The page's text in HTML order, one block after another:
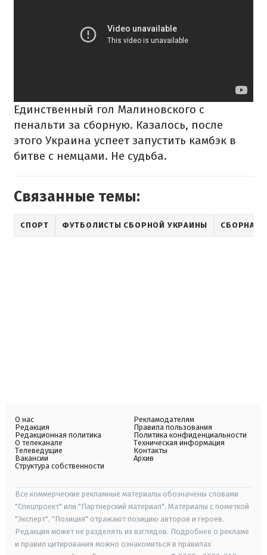
Единственный гол Малиновского с
пенальти за сборную. Казалось, после
этого Украина успеет запустить камбэк в
битве с немцами. Не судьба.
Связанные темы:
СПОРТ ФУТБОЛИСТЫ СБОРНОЙ УКРАИНЫ СБОРНАЯ
О нас
Редакция
Редакционная политика
О телеканале
Телеведущие
Вакансии
Структура собственности
Рекламодателям
Правила пользования
Политика конфиденциальности
Техническая информация
Контакты
Архив
Все коммерческие рекламные материалы обозначены словами
"Спецпроект" или "Партнерский материал". Материалы с пометкой
"Эксперт", "Позиция" отражают позицию авторов и героев.
Редакция может не разделять их взглядов. Подробнее о рекламе
и правил цитирования можно ознакомиться в правилах